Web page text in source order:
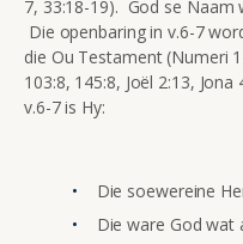
7, 33:18-19). God se Naam
Die openbaring in v.6-7
die Ou Testament (Numeri
103:8, 145:8, Joël 2:13,
v.6-7 is Hy:
Die soewereine
Die ware God wat